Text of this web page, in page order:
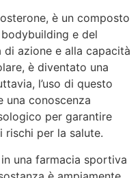
è un composto
e del
azione e alla capacità
è diventato una
l’uso di questo
una conoscenza
per garantire
per la salute.
in una farmacia sportiva